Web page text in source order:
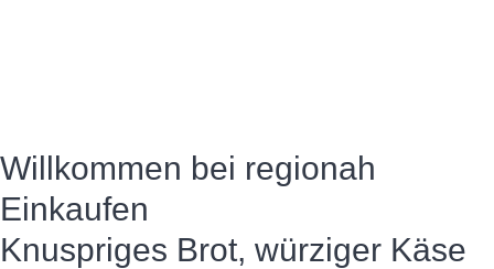
Willkommen bei regionah
Einkaufen
Knuspriges Brot, würziger Käse